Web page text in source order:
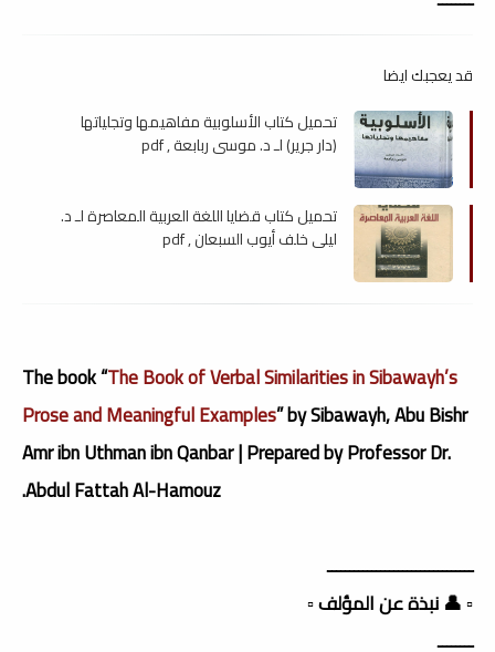
قد يعجبك ايضا
تحميل كتاب الأسلوبية مفاهيمها وتجلياتها
(دار جرير) لـ د. موسى ربابعة , pdf
تحميل كتاب قضايا اللغة العربية المعاصرة لـ د.
ليلى خلف أيوب السبعان , pdf
The book “The Book of Verbal Similarities in Sibawayh’s
Prose and Meaningful Examples” by Sibawayh, Abu Bishr
Amr ibn Uthman ibn Qanbar | Prepared by Professor Dr.
Abdul Fattah Al-Hamouz.
ـــــــــــــــــــــــــــــــــ
▫️ 👤 نبذة عن المؤلف ▫️
ــــــــ